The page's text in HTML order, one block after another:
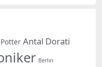
Antal Dorati
Berlin